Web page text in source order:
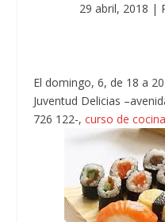
29 abril, 2018 |
El domingo, 6, de 18 a
Juventud Delicias
726 122-,curso de